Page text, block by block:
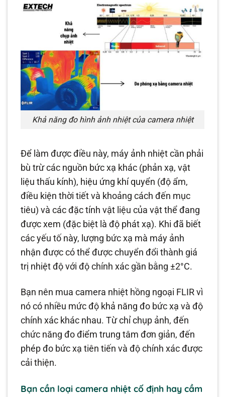
Khả năng đo hình ảnh nhiệt của camera nhiệt
Để làm được điều này, máy ảnh nhiệt cần phải
bù trừ các nguồn bức xạ khác (phản xạ, vật
liệu thấu kính), hiệu ứng khí quyển (độ ẩm,
điều kiện thời tiết và khoảng cách đến mục
tiêu) và các đặc tính vật liệu của vật thể đang
được xem (đặc biệt là độ phát xạ). Khi đã biết
các yếu tố này, lượng bức xạ mà máy ảnh
nhận được có thể được chuyển đổi thành giá
trị nhiệt độ với độ chính xác gần bằng ±2°C.
Bạn nên mua camera nhiệt hồng ngoại FLIR vì
nó có nhiều mức độ khả năng đo bức xạ và độ
chính xác khác nhau. Từ chỉ chụp ảnh, đến
chức năng đo điểm trung tâm đơn giản, đến
phép đo bức xạ tiên tiến và độ chính xác được
cải thiện.
Bạn cần loại camera nhiệt cố định hay cầm